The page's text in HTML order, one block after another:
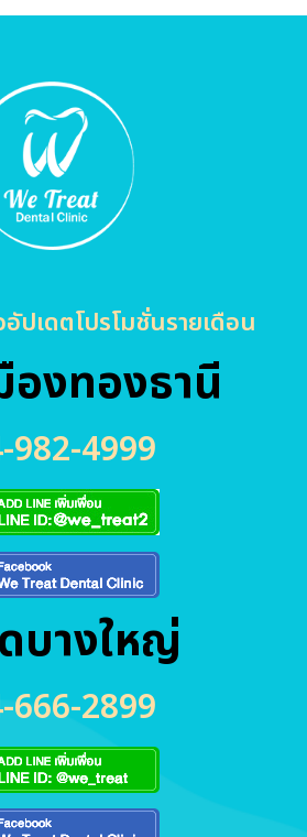
ปเดตโปรโมชั่นรายเดือน
องทองธานี
982-4999
บางใหญ่
666-2899